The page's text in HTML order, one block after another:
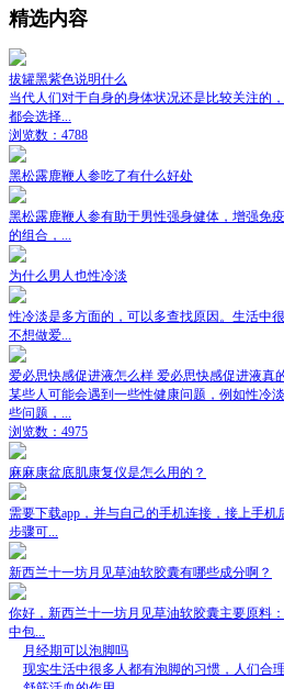
精选内容
拔罐黑紫色说明什么
当代人们对于自身的身体状况还是比较关注的
都会选择...
浏览数：4788
黑松露鹿鞭人参吃了有什么好处
黑松露鹿鞭人参有助于男性强身健体，增强免
的组合，...
为什么男人也性冷淡
性冷淡是多方面的，可以多查找原因。生活中
不想做爱...
爱必思快感促进液怎么样 爱必思快感促进液真
某些人可能会遇到一些性健康问题，例如性冷
些问题，...
浏览数：4975
麻麻康盆底肌康复仪是怎么用的？
需要下载app，并与自己的手机连接，接上手
步骤可...
新西兰十一坊月见草油软胶囊有哪些成分啊？
你好，新西兰十一坊月见草油软胶囊主要原料
中包...
月经期可以泡脚吗
现实生活中很多人都有泡脚的习惯，人们合